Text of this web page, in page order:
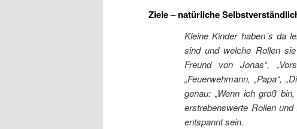
Ziele – natürliche
Kleine Kinder haben´s da
sind und welche Rollen
Freund von Jonas“,
„Feuerwehmann, „Papa“,
genau: „Wenn ich groß
erstrebenswerte Rollen
entspannt sein.